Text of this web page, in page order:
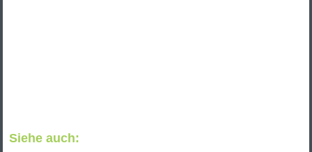
Siehe auch: